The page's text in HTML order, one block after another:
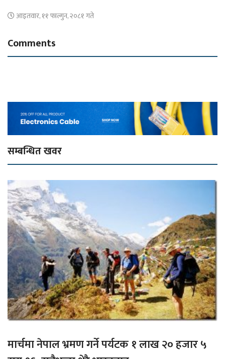
आइतवार, ११ फाल्गुन, २०८१ गते
Comments
सम्बन्धित खवर
मार्चमा नेपाल भ्रमण गर्ने पर्यटक १ लाख २० हजार ५